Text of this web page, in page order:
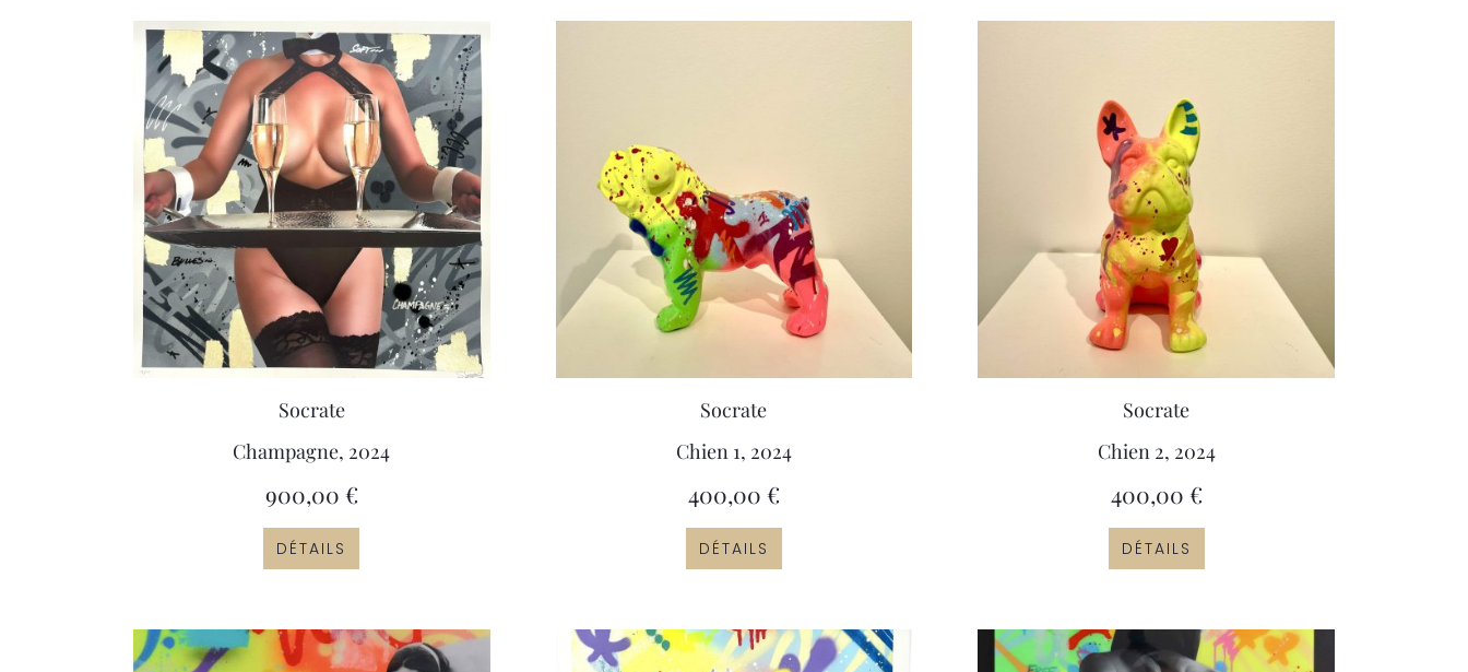
Socrate
Champagne, 2024
900,00 €
DÉTAILS
Socrate
Chien 1, 2024
400,00 €
DÉTAILS
Socrate
Chien 2, 2024
400,00 €
DÉTAILS